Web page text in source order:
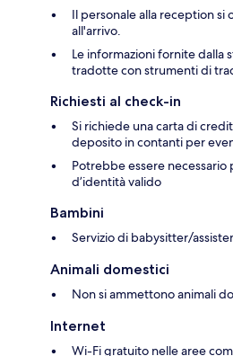
Il personale alla reception
all'arrivo.
Le informazioni fornite
tradotte con strumenti di
Richiesti al check-in
Si richiede una carta di
deposito in contanti per
Potrebbe essere
d’identità valido
Bambini
Servizio di babysitter/
Animali domestici
Non si ammettono animali
Internet
Wi-Fi gratuito nelle aree